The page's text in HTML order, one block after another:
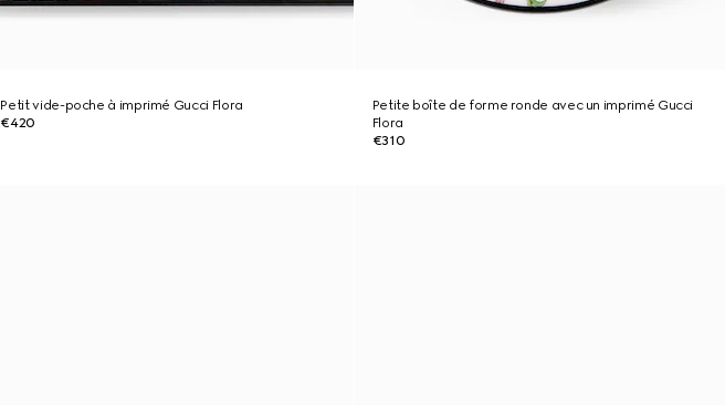
Petit vide-poche à imprimé Gucci Flora
€420
Petite boîte de forme ronde avec un imprimé Gucci
Flora
€310